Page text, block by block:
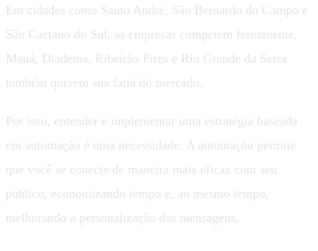
Em cidades como Santo André, São Bernardo do Campo e
São Caetano do Sul, as empresas competem ferozmente.
Mauá, Diadema, Ribeirão Pires e Rio Grande da Serra
também querem sua fatia do mercado.
Por isso, entender e implementar uma estratégia baseada
em automação é uma necessidade. A automação permite
que você se conecte de maneira mais eficaz com seu
público, economizando tempo e, ao mesmo tempo,
melhorando a personalização das mensagens.